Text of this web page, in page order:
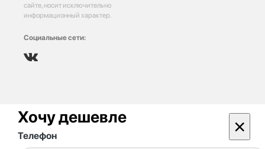
сайте, носит исключительно
информационный характер.
Социальные сети:
Хочу дешевле ×
Телефон